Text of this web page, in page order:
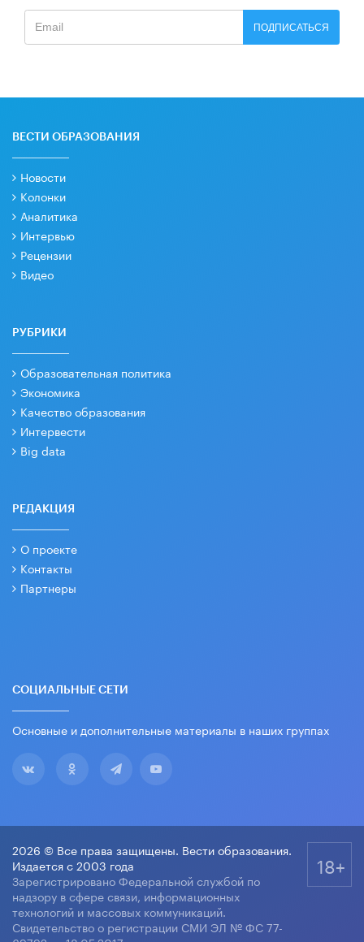
ПОДПИСАТЬСЯ
ВЕСТИ ОБРАЗОВАНИЯ
Новости
Колонки
Аналитика
Интервью
Рецензии
Видео
РУБРИКИ
Образовательная политика
Экономика
Качество образования
Интервести
Big data
РЕДАКЦИЯ
О проекте
Контакты
Партнеры
СОЦИАЛЬНЫЕ СЕТИ
Основные и дополнительные материалы в наших группах
2026 © Все права защищены. Вести образования.
Издается с 2003 года
Зарегистрировано Федеральной службой по
надзору в сфере связи, информационных
технологий и массовых коммуникаций.
Свидетельство о регистрации СМИ ЭЛ № ФС 77-
18+